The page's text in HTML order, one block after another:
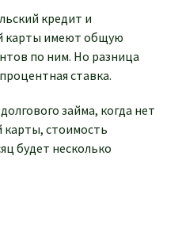
кредит и
карты имеют общую
по ним. Но разница
ставка.
займа, когда нет
карты, стоимость
будет несколько